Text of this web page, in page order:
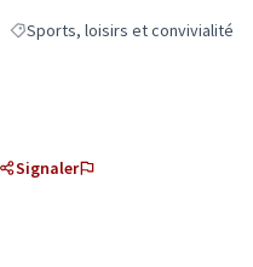
Filtrer les résultats de la
Sports, loisirs et convivialité
Signaler